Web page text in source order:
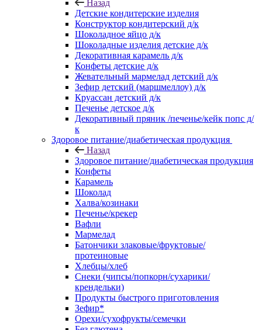
Назад
Детские кондитерские изделия
Конструктор кондитерский д/к
Шоколадное яйцо д/к
Шоколадные изделия детские д/к
Декоративная карамель д/к
Конфеты детские д/к
Жевательный мармелад детский д/к
Зефир детский (маршмеллоу) д/к
Круассан детский д/к
Печенье детское д/к
Декоративный пряник /печенье/кейк попс д/
к
Здоровое питание/диабетическая продукция
Назад
Здоровое питание/диабетическая продукция
Конфеты
Карамель
Шоколад
Халва/козинаки
Печенье/крекер
Вафли
Мармелад
Батончики злаковые/фруктовые/
протеиновые
Хлебцы/хлеб
Снеки (чипсы/попкорн/сухарики/
крендельки)
Продукты быстрого приготовления
Зефир*
Орехи/сухофрукты/семечки